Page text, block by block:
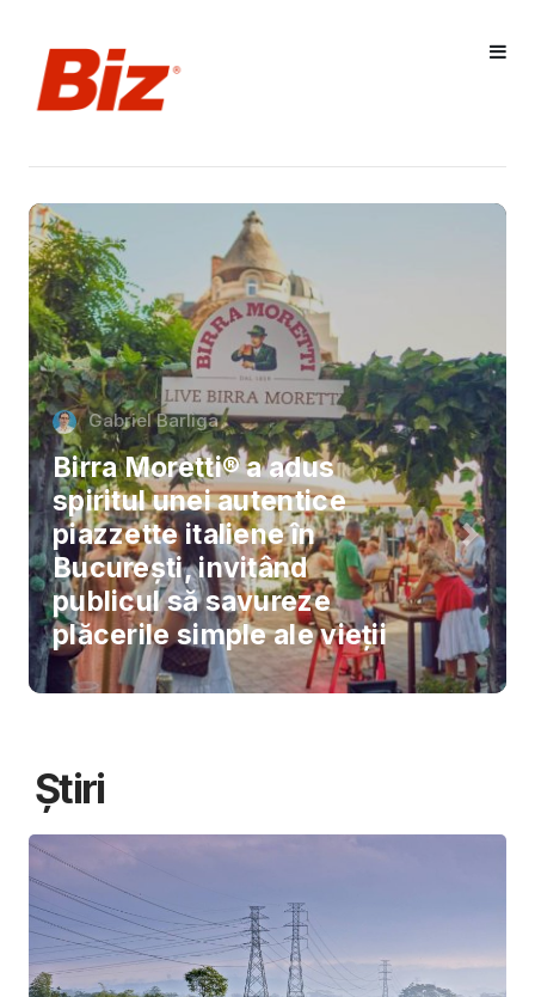
Gabriel Barliga
Birra Moretti® a adus
spiritul unei autentice
piazzette italiene în
București, invitând
publicul să savureze
plăcerile simple ale vieții
Știri